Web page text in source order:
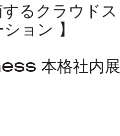
るクラウドス
ョン 】
本格社内展